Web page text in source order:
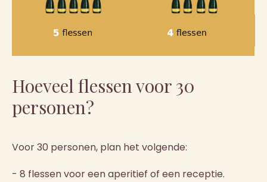
Hoeveel flessen voor 30
personen?
Voor 30 personen, plan het volgende:
- 8 flessen voor een aperitief of een receptie.